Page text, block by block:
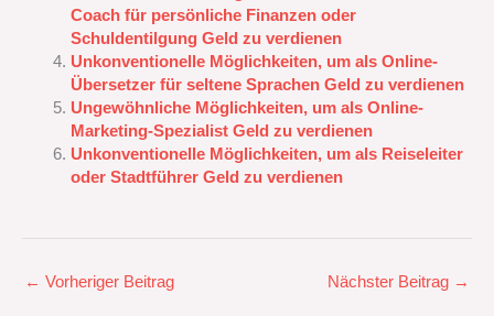
Coach für persönliche Finanzen oder
Schuldentilgung Geld zu verdienen
Unkonventionelle Möglichkeiten, um als Online-
Übersetzer für seltene Sprachen Geld zu verdienen
Ungewöhnliche Möglichkeiten, um als Online-
Marketing-Spezialist Geld zu verdienen
Unkonventionelle Möglichkeiten, um als Reiseleiter
oder Stadtführer Geld zu verdienen
← Vorheriger Beitrag Nächster Beitrag →